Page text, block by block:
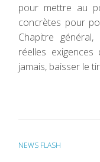
pour mettre au
concrètes pour
Chapitre
réelles
jamais, baisser le
NEWS FLASH